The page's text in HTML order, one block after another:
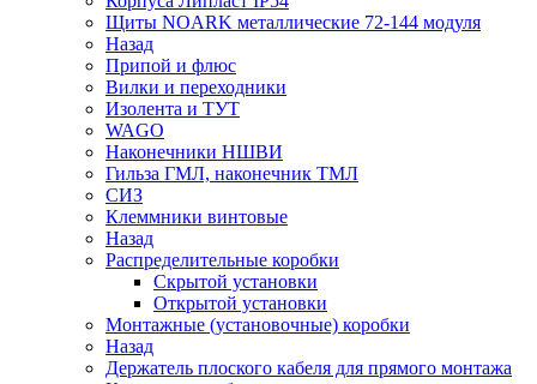
Щиты NOARK металлические 72-144 модуля
Назад
Припой и флюс
Вилки и переходники
Изолента и ТУТ
WAGO
Наконечники НШВИ
Гильза ГМЛ, наконечник ТМЛ
СИЗ
Клеммники винтовые
Назад
Распределительные коробки
Скрытой установки
Открытой установки
Монтажные (установочные) коробки
Назад
Держатель плоского кабеля для прямого монтажа